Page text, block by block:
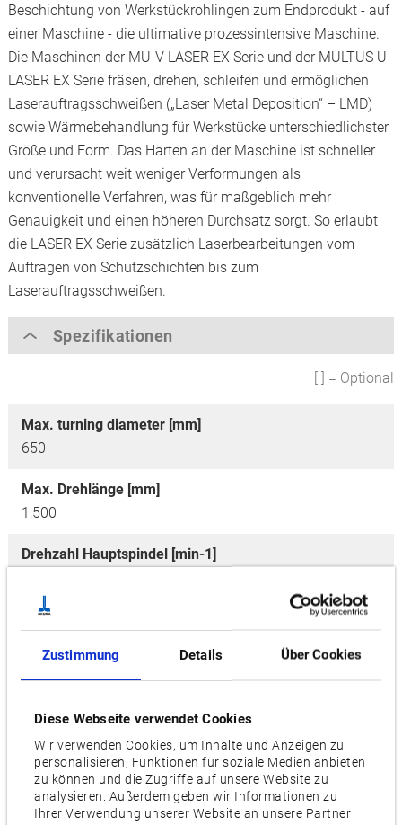
Zustimmung Details Über Cookies
Diese Webseite verwendet Cookies
Wir verwenden Cookies, um Inhalte und Anzeigen zu
personalisieren, Funktionen für soziale Medien anbieten
zu können und die Zugriffe auf unsere Website zu
analysieren. Außerdem geben wir Informationen zu
Ihrer Verwendung unserer Website an unsere Partner
Beschichtung von Werkstückrohlingen zum Endprodukt - auf
einer Maschine - die ultimative prozessintensive Maschine.
Die Maschinen der MU-V LASER EX Serie und der MULTUS U
LASER EX Serie fräsen, drehen, schleifen und ermöglichen
Laserauftragsschweißen („Laser Metal Deposition“ – LMD)
sowie Wärmebehandlung für Werkstücke unterschiedlichster
Größe und Form. Das Härten an der Maschine ist schneller
und verursacht weit weniger Verformungen als
konventionelle Verfahren, was für maßgeblich mehr
Genauigkeit und einen höheren Durchsatz sorgt. So erlaubt
die LASER EX Serie zusätzlich Laserbearbeitungen vom
Auftragen von Schutzschichten bis zum
Laserauftragsschweißen.
Spezifikationen
[ ] = Optional
Max. turning diameter [mm]
650
Max. Drehlänge [mm]
1,500
Drehzahl Hauptspindel [min-1]
Motor [kW]
Optionen
Anzahl Werkzeuge
40, [80], [120], [180]